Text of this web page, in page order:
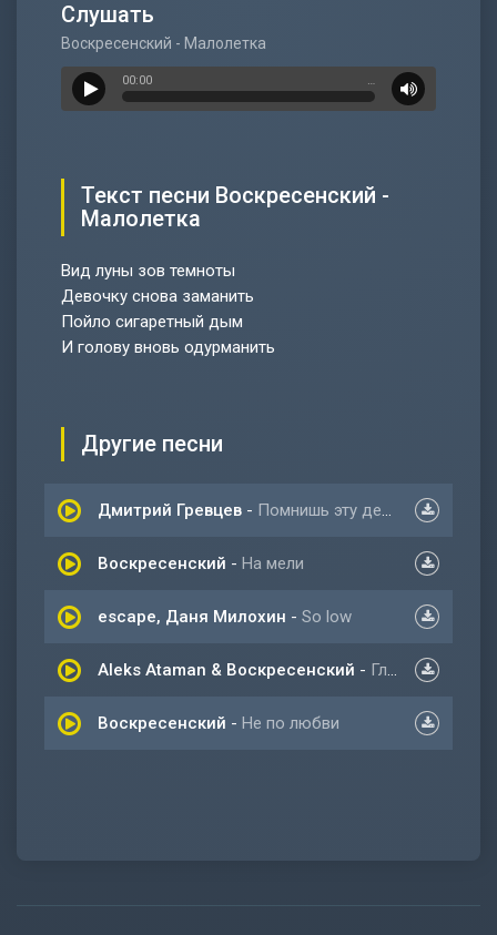
Слушать
Воскресенский - Малолетка
00:00 …
Текст песни Воскресенский -
Малолетка
Вид луны зов темноты
Девочку снова заманить
Пойло сигаретный дым
И голову вновь одурманить
Другие песни
Дмитрий Гревцев - Помнишь эту девочку
Воскресенский - На мели
escape, Даня Милохин - So low
Aleks Ataman & Воскресенский - Глаза под капюшон
Воскресенский - Не по любви